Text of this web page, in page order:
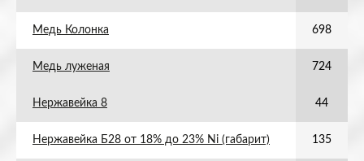
Медь Колонка 698
Медь луженая 724
Нержавейка 8 44
Нержавейка Б28 от 18% до 23% Ni (габарит) 135